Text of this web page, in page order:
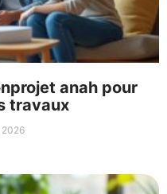
anah pour
travaux
2026